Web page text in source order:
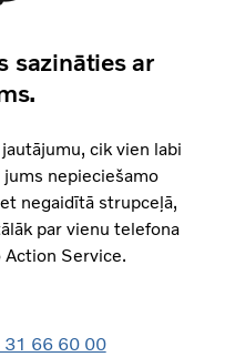
sazināties ar
cik vien labi
nepieciešamo
negaidītā strupceļā,
par vienu telefona
Action Service.
31 66 60 00